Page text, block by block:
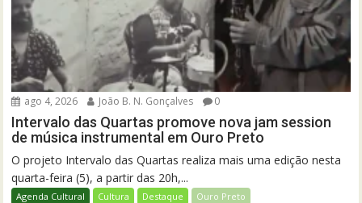
ago 4, 2026 João B. N. Gonçalves 0
Intervalo das Quartas promove nova jam session
de música instrumental em Ouro Preto
O projeto Intervalo das Quartas realiza mais uma edição nesta
quarta-feira (5), a partir das 20h,...
Agenda Cultural Cultura Destaque Ouro Preto